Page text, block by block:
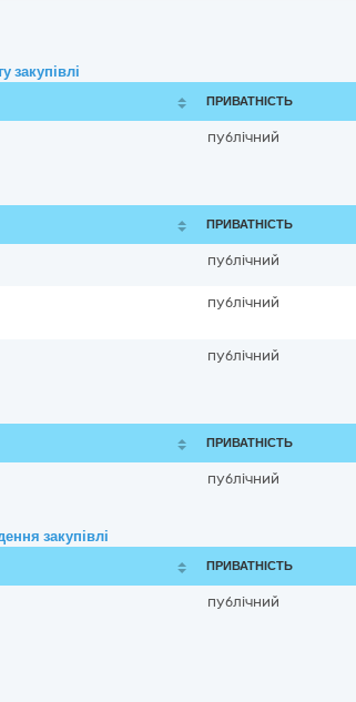
закупівлі
ПРИВАТНІСТЬ
публічний
ПРИВАТНІСТЬ
публічний
публічний
публічний
ПРИВАТНІСТЬ
публічний
закупівлі
ПРИВАТНІСТЬ
публічний